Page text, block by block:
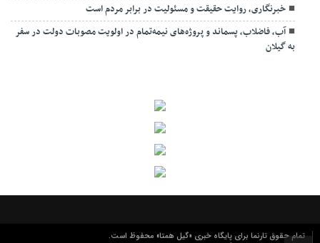
خبرنگاری، روایت حقیقت و مسئولیت‌ در برابر مردم است
آب، فاضلاب، پسماند و پروژه‌های نیمه‌تمام در اولویت مصوبات دولت در سفر
به گیلان
تمام حقوق تارنما برای پایگاه خبری «گیل همتا» محفوظ است.